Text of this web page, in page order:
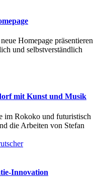
Homepage präsentieren
und selbstverständlich
mit Kunst und Musik
im Rokoko und futuristisch
die Arbeiten von Stefan
Innovation